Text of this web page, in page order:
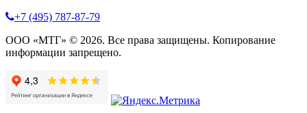
+7 (495) 787-87-79
ООО «МТГ» © 2026. Все права защищены. Копирование
информации запрещено.